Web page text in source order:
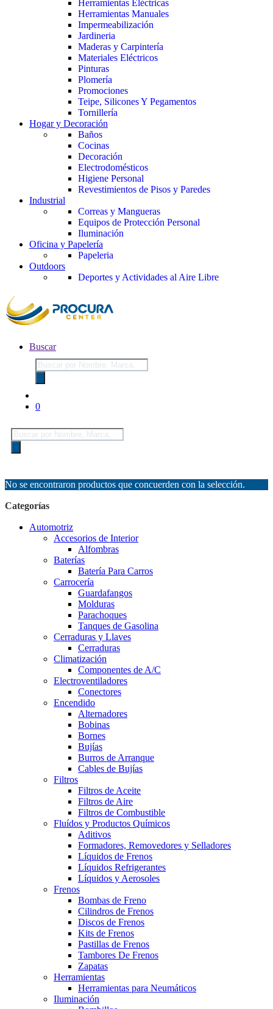
Herramientas Eléctricas
Herramientas Manuales
Impermeabilización
Jardineria
Maderas y Carpintería
Materiales Eléctricos
Pinturas
Plomería
Promociones
Teipe, Silicones Y Pegamentos
Tornillería
Hogar y Decoración
Baños
Cocinas
Decoración
Electrodomésticos
Higiene Personal
Revestimientos de Pisos y Paredes
Industrial
Correas y Mangueras
Equipos de Protección Personal
Iluminación
Oficina y Papelería
Papeleria
Outdoors
Deportes y Actividades al Aire Libre
Buscar
Búsqueda
de
productos
0
Búsqueda
de
productos
No se encontraron productos que concuerden con la selección.
Categorías
Automotriz
Accesorios de Interior
Alfombras
Baterías
Batería Para Carros
Carrocería
Guardafangos
Molduras
Parachoques
Tanques de Gasolina
Cerraduras y Llaves
Cerraduras
Climatización
Componentes de A/C
Electroventiladores
Conectores
Encendido
Alternadores
Bobinas
Bornes
Bujías
Burros de Arranque
Cables de Bujías
Filtros
Filtros de Aceite
Filtros de Aire
Filtros de Combustible
Fluídos y Productos Químicos
Aditivos
Formadores, Removedores y Selladores
Líquidos de Frenos
Líquidos Refrigerantes
Líquidos y Aerosoles
Frenos
Bombas de Freno
Cilindros de Frenos
Discos de Frenos
Kits de Frenos
Pastillas de Frenos
Tambores De Frenos
Zapatas
Herramientas
Herramientas para Neumáticos
Iluminación